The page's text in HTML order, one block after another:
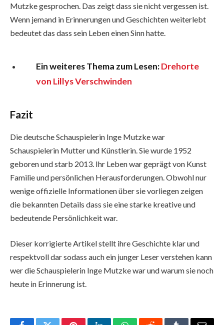
Mutzke gesprochen. Das zeigt dass sie nicht vergessen ist.
Wenn jemand in Erinnerungen und Geschichten weiterlebt
bedeutet das dass sein Leben einen Sinn hatte.
Ein weiteres Thema zum Lesen:Drehorte
von Lillys Verschwinden
Fazit
Die deutsche Schauspielerin Inge Mutzke war
Schauspielerin Mutter und Künstlerin. Sie wurde 1952
geboren und starb 2013. Ihr Leben war geprägt von Kunst
Familie und persönlichen Herausforderungen. Obwohl nur
wenige offizielle Informationen über sie vorliegen zeigen
die bekannten Details dass sie eine starke kreative und
bedeutende Persönlichkeit war.
Dieser korrigierte Artikel stellt ihre Geschichte klar und
respektvoll dar sodass auch ein junger Leser verstehen kann
wer die Schauspielerin Inge Mutzke war und warum sie noch
heute in Erinnerung ist.